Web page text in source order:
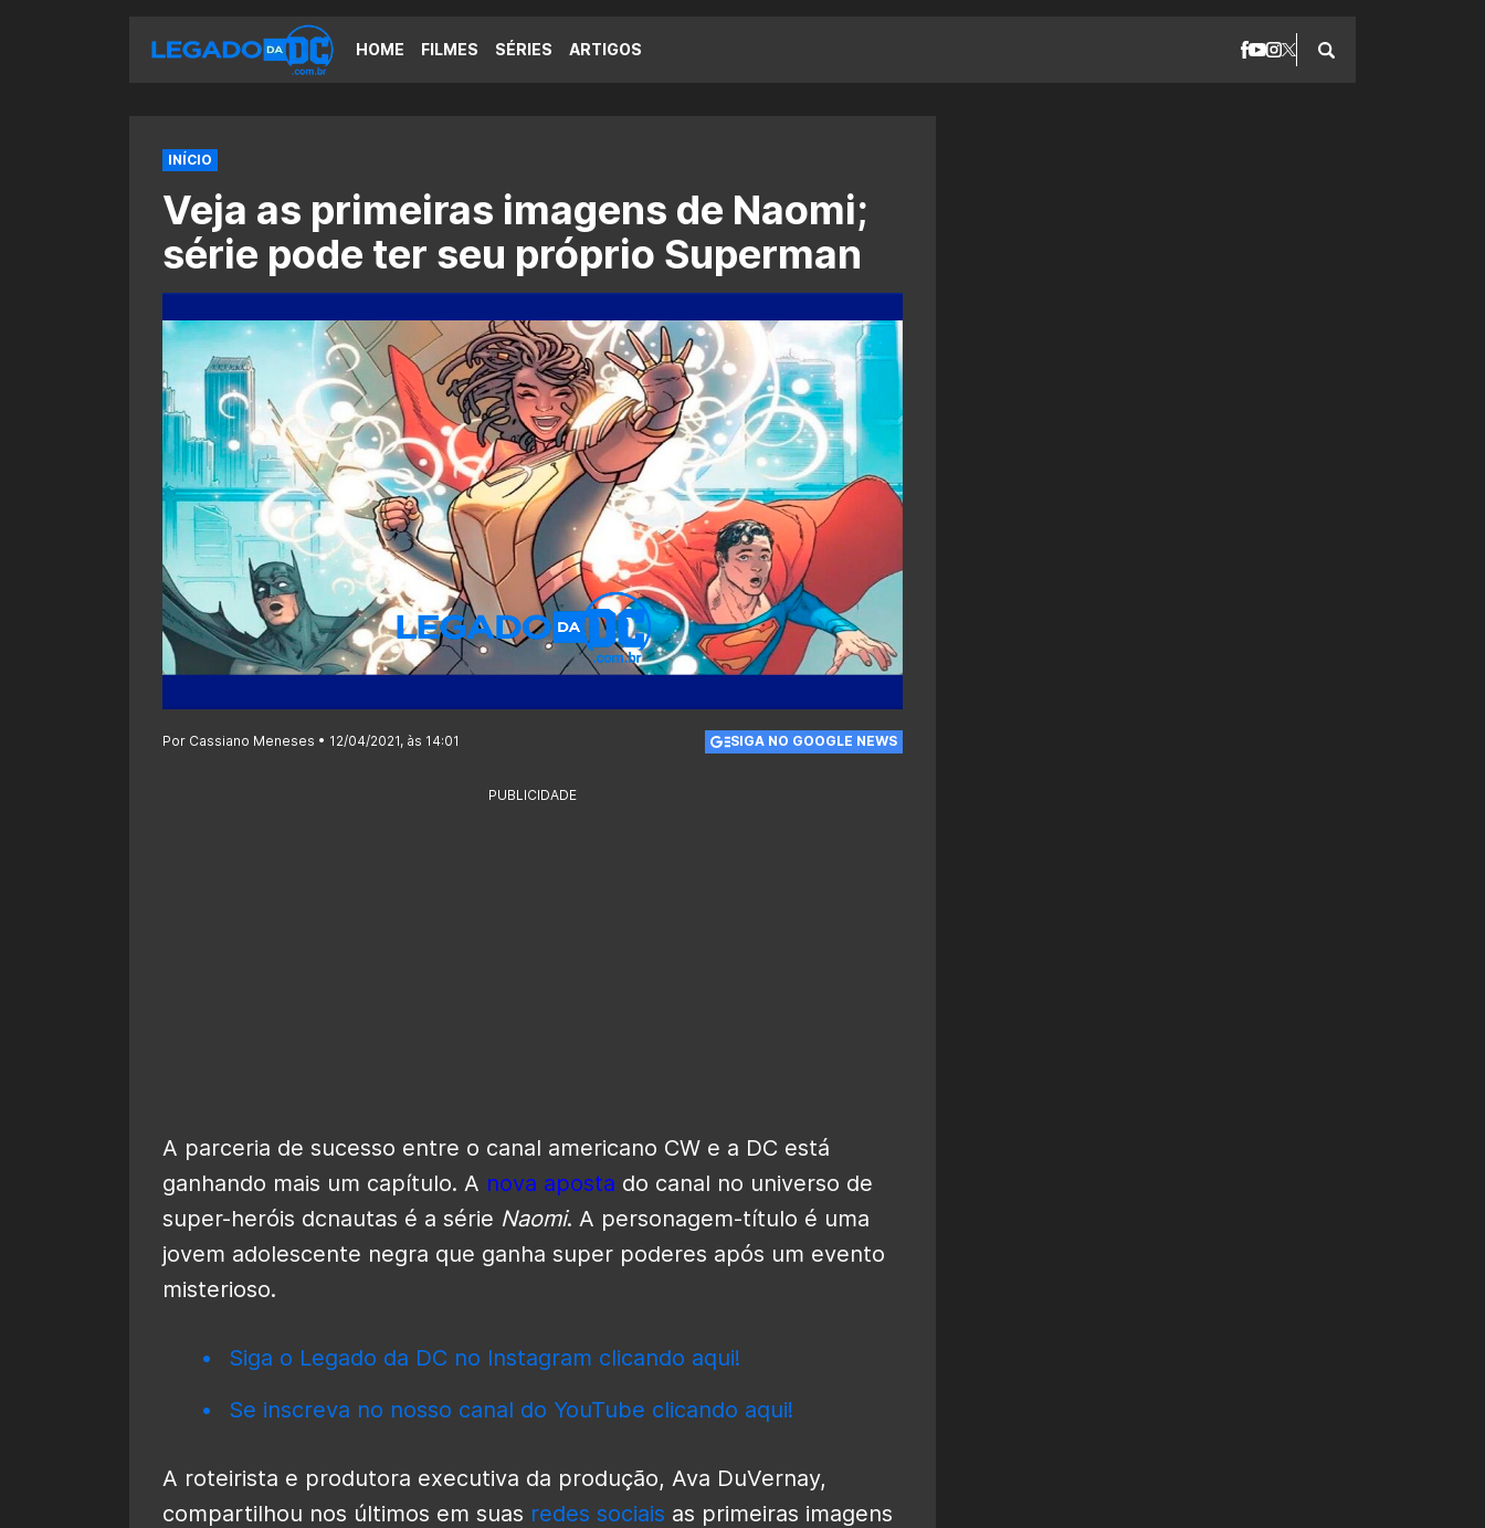
HOME FILMES SÉRIES ARTIGOS
INÍCIO
Veja as primeiras imagens de Naomi;
série pode ter seu próprio Superman
Por Cassiano Meneses • 12/04/2021, às 14:01 SIGA NO GOOGLE NEWS
PUBLICIDADE
A parceria de sucesso entre o canal americano CW e a DC está
ganhando mais um capítulo. A nova aposta do canal no universo de
super-heróis dcnautas é a série Naomi. A personagem-título é uma
jovem adolescente negra que ganha super poderes após um evento
misterioso.
Siga o Legado da DC no Instagram clicando aqui!
Se inscreva no nosso canal do YouTube clicando aqui!
A roteirista e produtora executiva da produção, Ava DuVernay,
compartilhou nos últimos em suas redes sociais as primeiras imagens